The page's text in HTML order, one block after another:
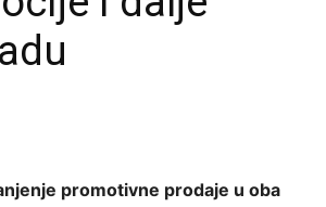
promotivne prodaje u oba